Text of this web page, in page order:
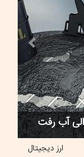
Next
ارز دیجیتال